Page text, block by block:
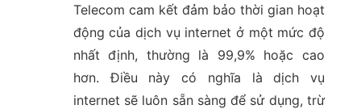
Telecom cam kết đảm bảo thời gian hoạt
động của dịch vụ internet ở một mức độ
nhất định, thường là 99,9% hoặc cao
hơn. Điều này có nghĩa là dịch vụ
internet sẽ luôn sẵn sàng để sử dụng, trừ